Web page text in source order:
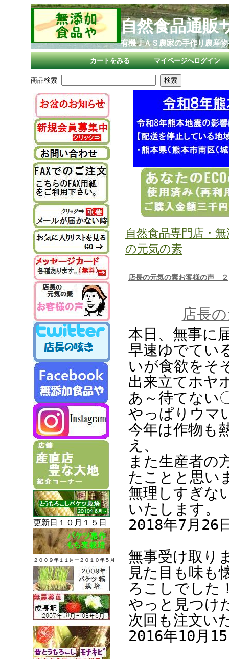
自然食品通
有機ＪＡＳ農家の手作り農産
カートをみる ｜ マイページへログイン
商品検索
更新日１０月１５日
２００９年１１月ー２０１０年５月
自然食品専門店・
の元気の素
店長の元気の素お客様の声 ２
店長
本日、無事に
早速ゆでてい
いが食欲をそ
出来立てホヤ
あ～待てない
やっぱりウマ
今年は作物も
え、
また生産者の
たことと思い
無理しすぎな
いたします。
2018年7月
無事受け取り
見た目も味も
ろこしでした
やっと見つけ
次回も注文い
2016年10月